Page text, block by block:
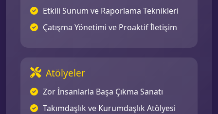
Etkili Sunum ve Raporlama Teknikleri
Çatışma Yönetimi ve Proaktif İletişim
Atölyeler
Zor İnsanlarla Başa Çıkma Sanatı
Takımdaşlık ve Kurumdaşlık Atölyesi